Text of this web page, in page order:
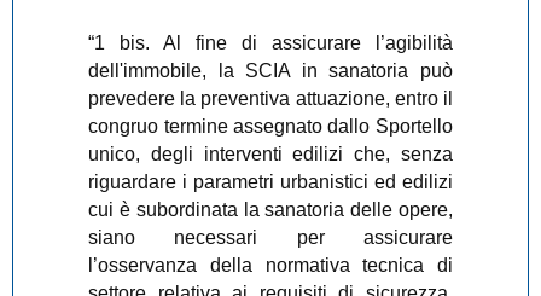
“1 bis. Al fine di assicurare l’agibilità
dell'immobile, la SCIA in sanatoria può
prevedere la preventiva attuazione, entro il
congruo termine assegnato dallo Sportello
unico, degli interventi edilizi che, senza
riguardare i parametri urbanistici ed edilizi
cui è subordinata la sanatoria delle opere,
siano necessari per assicurare
l’osservanza della normativa tecnica di